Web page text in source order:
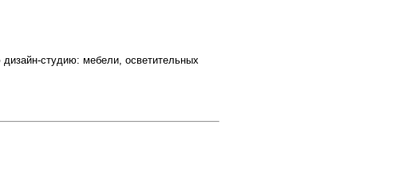
студию: мебели, осветительных